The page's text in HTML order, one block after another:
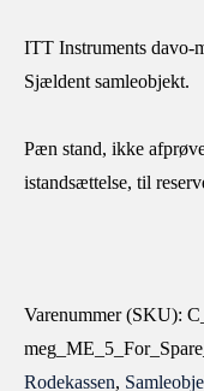
ITT Instruments davo-
Sjældent samleobjekt.
Pæn stand, ikke
istandsættelse, til
Varenummer (SKU):
Rodekassen,